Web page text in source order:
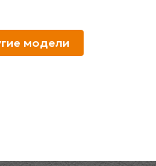
модели